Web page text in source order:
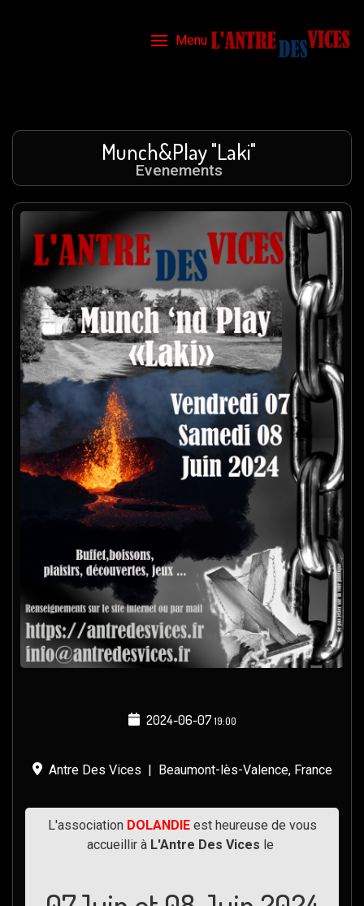
Menu
Munch&Play "Laki"
Evenements
2024-06-07 19:00
Antre Des Vices | Beaumont-lès-Valence, France
L'association DOLANDIE est heureuse de vous
accueillir à L'Antre Des Vices le